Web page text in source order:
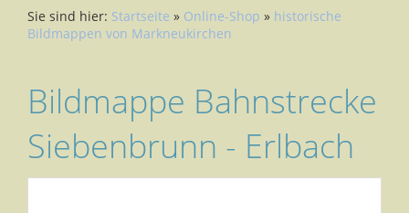
Sie sind hier: Startseite » Online-Shop » historische
Bildmappen von Markneukirchen
Bildmappe Bahnstrecke
Siebenbrunn - Erlbach